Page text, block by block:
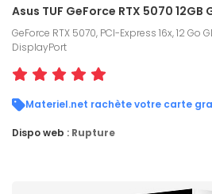
Asus TUF GeForce RTX 5070 12GB
GeForce RTX 5070, PCI-Express 16x, 12 Go
DisplayPort
Materiel.net rachète votre carte
Dispo web : Rupture